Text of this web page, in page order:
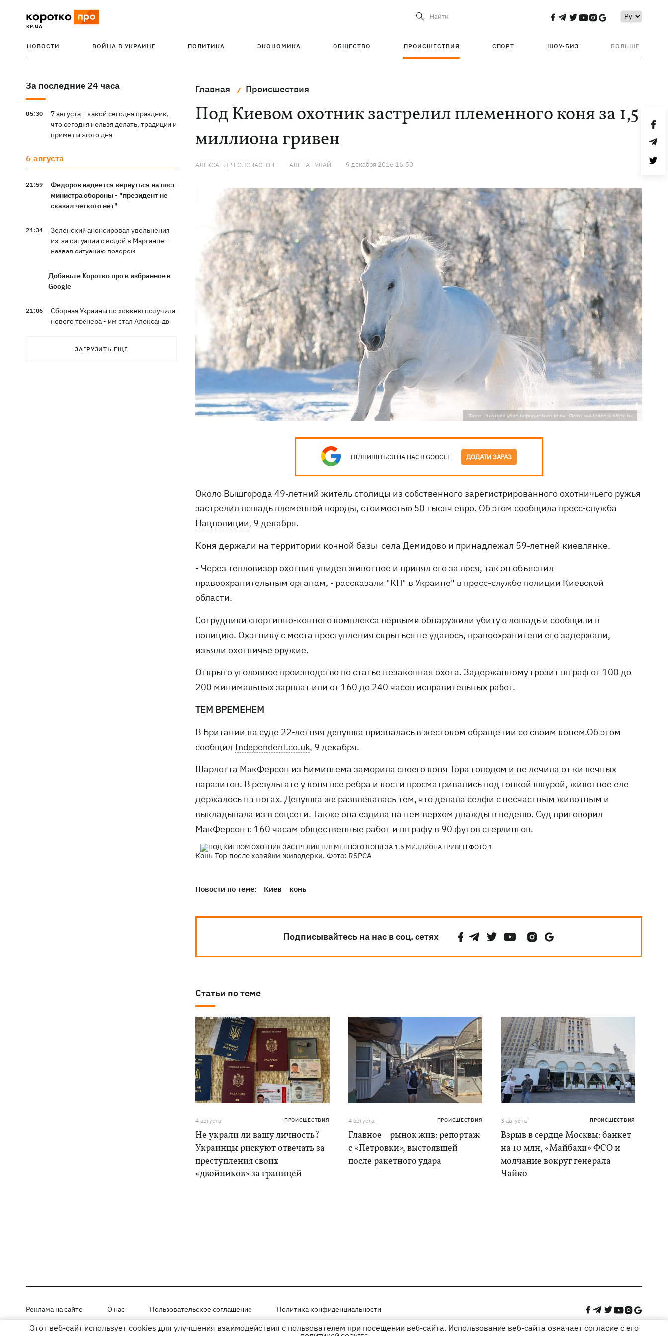
Найти
НОВОСТИ ВОЙНА В УКРАИНЕ ПОЛИТИКА ЭКОНОМИКА ОБЩЕСТВО ПРОИСШЕСТВИЯ СПОРТ ШОУ-БИЗ БОЛЬШЕ
За последние 24 часа
05:30
7 августа – какой сегодня праздник,
что сегодня нельзя делать, традиции и
приметы этого дня
6 августа
21:59
Федоров надеется вернуться на пост
министра обороны - "президент не
сказал четкого нет"
21:34
Зеленский анонсировал увольнения
из-за ситуации с водой в Марганце -
назвал ситуацию позором
Добавьте Коротко про в избранное в
Google
21:06
Сборная Украины по хоккею получила
нового тренера - им стал Александр
ЗАГРУЗИТЬ ЕЩЕ
Главная Происшествия
Под Киевом охотник застрелил племенного коня за 1,5
миллиона гривен
АЛЕКСАНДР ГОЛОВАСТОВ АЛЕНА ГУЛАЙ 9 декабря 2016 16:50
Фото: Охотник убил породистого коня. Фото: wallpapers.99px.ru
ПІДПИШІТЬСЯ НА НАС В GOOGLE ДОДАТИ ЗАРАЗ
Около Вышгорода 49-летний житель столицы из собственного зарегистрированного охотничьего ружья
застрелил лошадь племенной породы, стоимостью 50 тысяч евро. Об этом сообщила пресс-служба
Нацполиции, 9 декабря.
Коня держали на территории конной базы села Демидово и принадлежал 59-летней киевлянке.
- Через тепловизор охотник увидел животное и принял его за лося, так он объяснил
правоохранительным органам, - рассказали "КП" в Украине" в пресс-службе полиции Киевской
области.
Сотрудники спортивно-конного комплекса первыми обнаружили убитую лошадь и сообщили в
полицию. Охотнику с места преступления скрыться не удалось, правоохранители его задержали,
изъяли охотничье оружие.
Открыто уголовное производство по статье незаконная охота. Задержанному грозит штраф от 100 до
200 минимальных зарплат или от 160 до 240 часов исправительных работ.
ТЕМ ВРЕМЕНЕМ
В Британии на суде 22-летняя девушка призналась в жестоком обращении со своим конем.Об этом
сообщил Independent.co.uk, 9 декабря.
Шарлотта МакФерсон из Бимингема заморила своего коня Тора голодом и не лечила от кишечных
паразитов. В результате у коня все ребра и кости просматривались под тонкой шкурой, животное еле
держалось на ногах. Девушка же развлекалась тем, что делала селфи с несчастным животным и
выкладывала из в соцсети. Также она ездила на нем верхом дважды в неделю. Суд приговорил
МакФерсон к 160 часам общественные работ и штрафу в 90 футов стерлингов.
Конь Тор после хозяйки-живодерки. Фото: RSPCA
Новости по теме: Киев конь
Подписывайтесь на нас в соц. сетях
Статьи по теме
4 августа ПРОИСШЕСТВИЯ
Не украли ли вашу личность?
Украинцы рискуют отвечать за
преступления своих
«двойников» за границей
4 августа ПРОИСШЕСТВИЯ
Главное - рынок жив: репортаж
с «Петровки», выстоявшей
после ракетного удара
3 августа ПРОИСШЕСТВИЯ
Взрыв в сердце Москвы: банкет
на 10 млн, «Майбахи» ФСО и
молчание вокруг генерала
Чайко
Реклама на сайте О нас Пользовательское соглашение Политика конфиденциальности
Материалы под рубриками «Новости компании», «PR» и «Факт» размещены на правах рекламы
Этот веб-сайт использует cookies для улучшения взаимодействия с пользователем при посещении веб-сайта. Использование веб-сайта означает согласие с его